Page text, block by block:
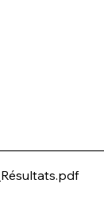
.pdf